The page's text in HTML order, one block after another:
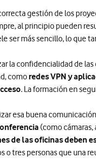
gestión de los
al principio pueden
ser más sencillo, lo que
la confidencialidad de
comoredes VPN y
. La formación en
esa buena
(como
de las oficinas deben
o tres personas que una